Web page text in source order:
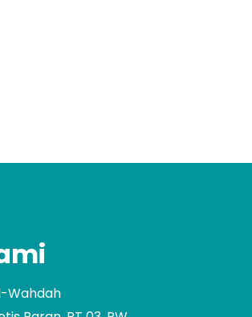
Wahdah